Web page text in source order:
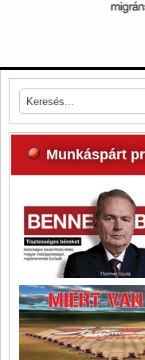
Munkáspárt